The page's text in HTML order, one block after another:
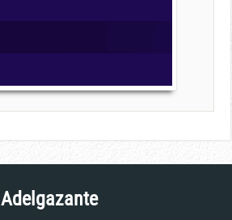
Adelgazante